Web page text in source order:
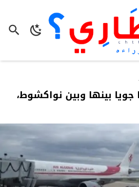
جويا بينها وبين نواكشوط،